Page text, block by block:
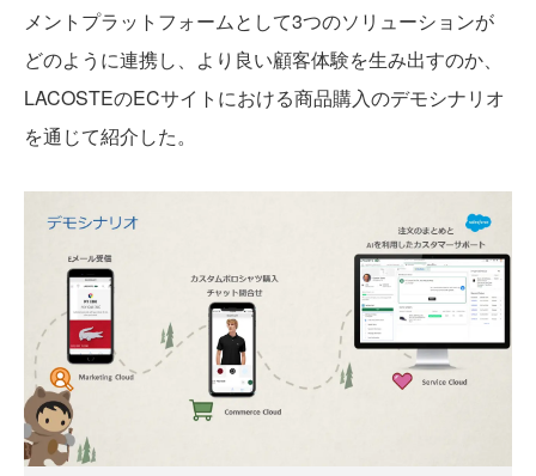
メントプラットフォームとして3つのソリューションが
どのように連携し、より良い顧客体験を生み出すのか、
LACOSTEのECサイトにおける商品購入のデモシナリオ
を通じて紹介した。